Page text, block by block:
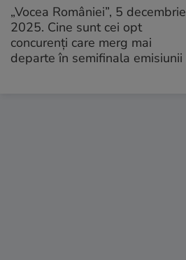
„Vocea României”, 5 decembrie
2025. Cine sunt cei opt
concurenți care merg mai
departe în semifinala emisiunii